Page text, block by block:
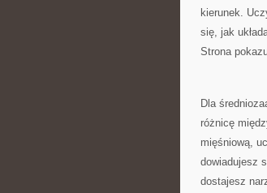
kierunek.
się, jak
Strona
Dla
różnicę
mięśniową,
dowiadujesz
dostajesz